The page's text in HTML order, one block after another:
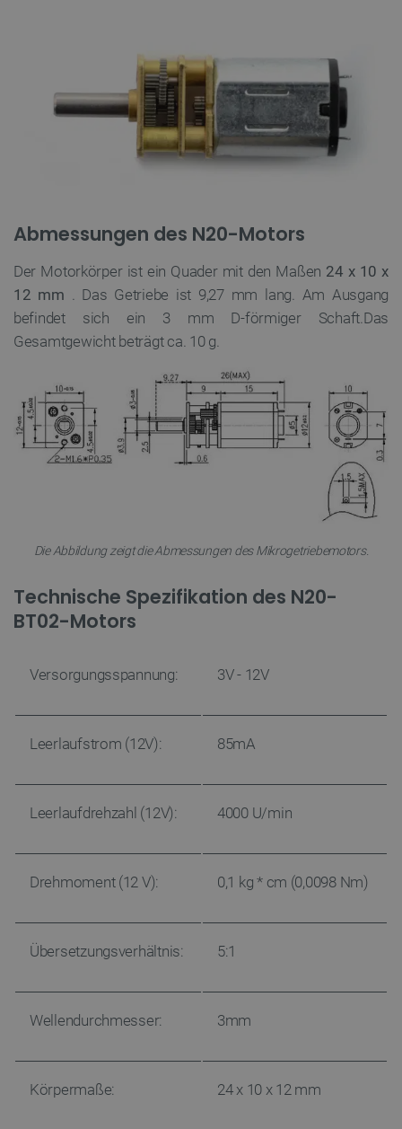
Abmessungen des N20-Motors
Der Motorkörper ist ein Quader mit den Maßen 24 x 10 x
12 mm . Das Getriebe ist 9,27 mm lang. Am Ausgang
befindet sich ein 3 mm D-förmiger Schaft.Das
Gesamtgewicht beträgt ca. 10 g.
Die Abbildung zeigt die Abmessungen des Mikrogetriebemotors.
Technische Spezifikation des N20-
BT02-Motors
Versorgungsspannung: 3V - 12V
Leerlaufstrom (12V): 85mA
Leerlaufdrehzahl (12V): 4000 U/min
Drehmoment (12 V): 0,1 kg * cm (0,0098 Nm)
Übersetzungsverhältnis: 5:1
Wellendurchmesser: 3mm
Körpermaße: 24 x 10 x 12 mm